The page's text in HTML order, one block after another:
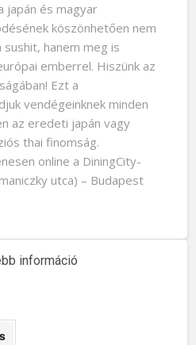
japán és magyar
köszönhetően nem
hanem meg is
emberrel. Hiszünk az
Ezt a
vendégeinknek minden
az eredeti japán vagy
thai finomság.
online a DiningCity-
utca) – Budapest
információ